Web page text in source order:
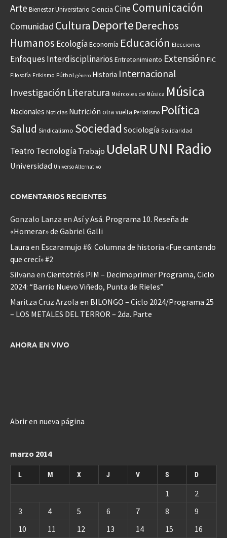
Arte Bienestar Universitario Ciencia CineComunicación
Comunidad Cultura Deporte Derechos
Humanos EcologíaEconomía Educación Elecciones
Enfoques Interdisciplinarios Entretenimiento Extensión FIC
Filosofía Frikismo Fútbol género Historia Internacional
Investigación Literatura Miércoles de Música Música
Nacionales Noticias Nutrición otra vuelta Periodismo Política
Salud Sindicalismo Sociedad Sociología Solidaridad
Teatro Tecnología Trabajo UdelaRUNI Radio
Universidad Universo Alternativo
COMENTARIOS RECIENTES
Gonzalo Lanza en Así y Asá. Programa 10. Reseña de
«Homerar» de Gabriel Galli
Laura en Escaramujo #6: Columna de historia «Fue cantando
que crecí» #2
Silvana en Cientotrés PIM – Decimoprimer Programa, Ciclo
2024: “Barrio Nuevo Viñedo, Punta de Rieles”
Maritza Cruz Arzola en BILONGO – Ciclo 2024/Programa 25
– LOS METALES DEL TERROR – 2da. Parte
AHORA EN VIVO
Abrir en nueva página
marzo 2014
L M X J V S D
1
2
3
4 5 6 7 8
9
10
11 12 13 14 15 16